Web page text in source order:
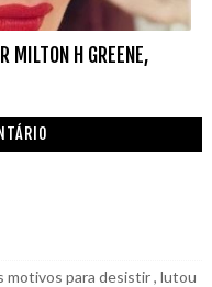
MILTON H GREENE,
motivos para desistir , lutou